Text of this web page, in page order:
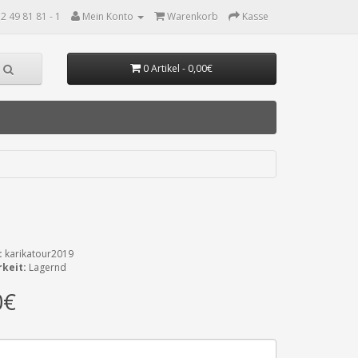
49 81 81 - 1 Mein Konto Warenkorb Kasse
0 Artikel - 0,00€
karikatour2019
Lagernd